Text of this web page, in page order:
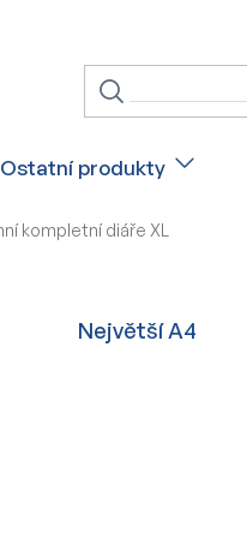
Ostatní produkty
kompletní diáře XL
Největší A4